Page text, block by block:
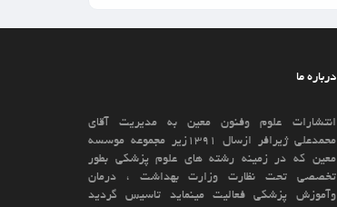
درباره ما
انتشارات علوم وفنون معین به مدیریت آقای
محمدعلی ژیرافر ازسال 1391زیر مجموعه موسسه
معین که در زمینه رشته های علوم پزشکی بطور
تخصصی تحت نظارت وزارت بهداشت ، درمان
وآموزش پزشکی فعالیت مینماید تاسیس گردید